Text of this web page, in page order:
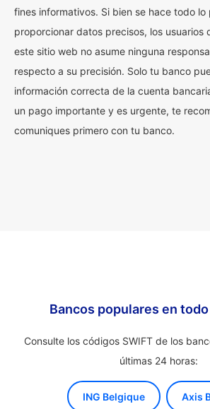
fines informativos. Si bien se hace todo lo
proporcionar datos precisos, los usuarios
este sitio web no asume ninguna
respecto a su precisión. Solo tu banco
información correcta de la cuenta
un pago importante y es urgente, te
comuniques primero con tu banco.
Bancos populares en
Consulte los códigos SWIFT de los
últimas 24 horas:
ING Belgique Axis